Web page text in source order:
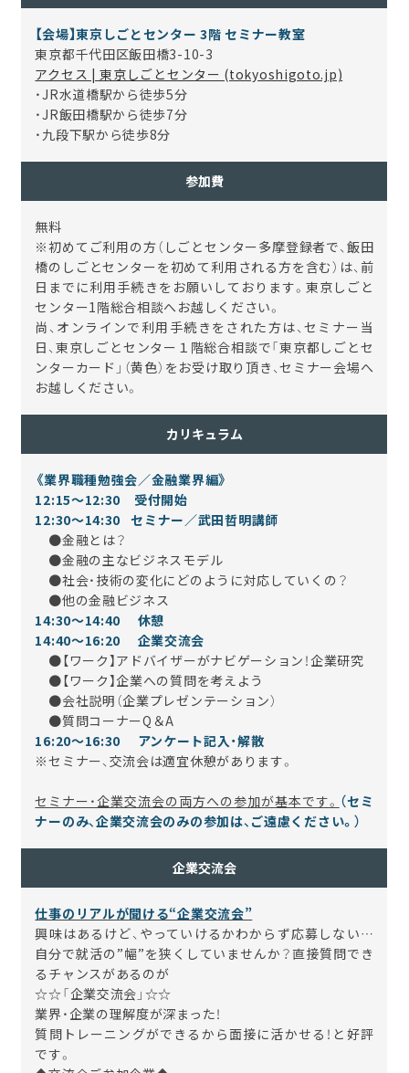
【会場】東京しごとセンター 3階 セミナー教室
東京都千代田区飯田橋3-10-3
アクセス | 東京しごとセンター (tokyoshigoto.jp)
・JR水道橋駅から徒歩5分
・JR飯田橋駅から徒歩7分
・九段下駅から徒歩8分
参加費
無料
※初めてご利用の方（しごとセンター多摩登録者で、飯田
橋のしごとセンターを初めて利用される方を含む）は、前
日までに利用手続きをお願いしております。東京しごと
センター1階総合相談へお越しください。
尚、オンラインで利用手続きをされた方は、セミナー当
日、東京しごとセンター１階総合相談で「東京都しごとセ
ンターカード」（黄色）をお受け取り頂き、セミナー会場へ
お越しください。
カリキュラム
《業界職種勉強会／金融業界編》
12:15～12:30 受付開始
12:30～14:30 セミナー／武田哲明講師
●金融とは？
●金融の主なビジネスモデル
●社会・技術の変化にどのように対応していくの？
●他の金融ビジネス
14:30～14:40 休憩
14:40～16:20 企業交流会
●【ワーク】アドバイザーがナビゲーション！企業研究
●【ワーク】企業への質問を考えよう
●会社説明（企業プレゼンテーション）
●質問コーナーQ＆A
16:20～16:30 アンケート記入・解散
※セミナー、交流会は適宜休憩があります。
セミナー・企業交流会の両方への参加が基本です。 （セミ
ナーのみ、企業交流会のみの参加は、ご遠慮ください。）
企業交流会
仕事のリアルが聞ける“企業交流会”
興味はあるけど、やっていけるかわからず応募しない…
自分で就活の”幅”を狭くしていませんか？直接質問でき
るチャンスがあるのが
☆☆「企業交流会」 ☆☆
業界・企業の理解度が深まった！
質問トレーニングができるから面接に活かせる！と好評
です。